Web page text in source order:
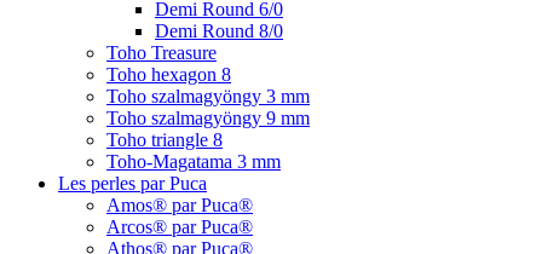
Demi Round 6/0
Demi Round 8/0
Toho Treasure
Toho hexagon 8
Toho szalmagyöngy 3 mm
Toho szalmagyöngy 9 mm
Toho triangle 8
Toho-Magatama 3 mm
Les perles par Puca
Amos® par Puca®
Arcos® par Puca®
Athos® par Puca®